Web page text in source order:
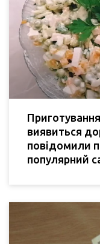
виявиться
повідомили
популярний